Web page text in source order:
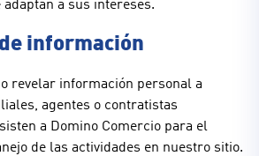
a sus intereses.
información
revelar información personal a
agentes o contratistas
a Domino Comercio para el
de las actividades en nuestro sitio.